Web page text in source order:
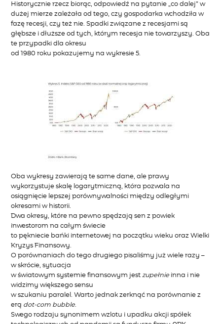
Historycznie rzecz biorąc, odpowiedź na pytanie „co dalej” w
dużej mierze zależała od tego, czy gospodarka wchodziła w
fazę recesji, czy też nie. Spadki związane z recesjami są
głębsze i dłuższe od tych, którym recesja nie towarzyszy. Oba
te przypadki dla okresu
od 1980 roku pokazujemy na wykresie 5.
Oba wykresy zawierają te same dane, ale prawy
wykorzystuje skalę logarytmiczną, która pozwala na
osiągnięcie lepszej porównywalności między odległymi
okresami w historii.
Dwa okresy, które na pewno spędzają sen z powiek
inwestorom na całym świecie
to pękniecie bańki internetowej na początku wieku oraz Wielki
Kryzys Finansowy.
O porównaniach do tego drugiego pisaliśmy już wiele razy –
w skrócie, sytuacja
w światowym systemie finansowym jestzupełnie inna i nie
widzimy większego sensu
w szukaniu paralel. Warto jednak zerknąć na porównanie z
erą dot-com bubble.
Swego rodzaju synonimem wzlotu i upadku akcji spółek